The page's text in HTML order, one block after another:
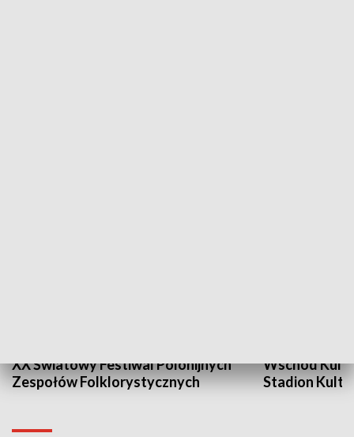
XX Światowy Festiwal Polonijnych
Zespołów Folklorystycznych
Wschód
Stadion